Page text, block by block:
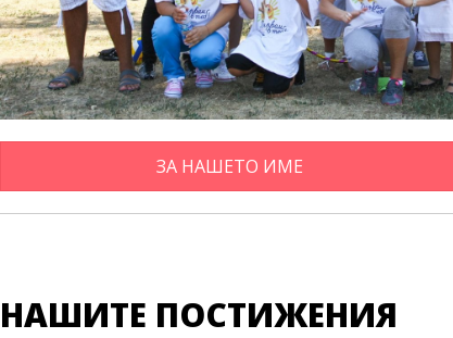
ЗА НАШЕТО ИМЕ
НАШИТЕ ПОСТИЖЕНИЯ